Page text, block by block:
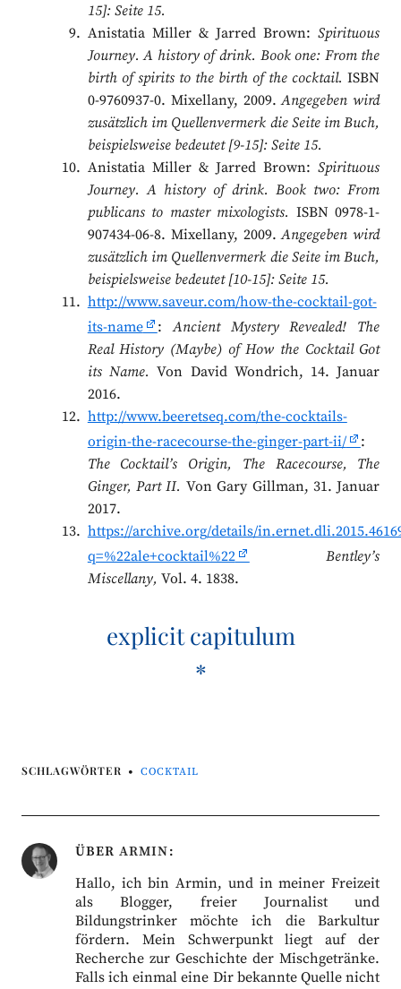
15]: Seite 15.
Anistatia Miller & Jarred Brown:Spirituous
Journey. A history of drink. Book one: From the
birth of spirits to the birth of the cocktail. ISBN
0-9760937-0. Mixellany, 2009.Angegeben wird
zusätzlich im Quellenvermerk die Seite im Buch,
beispielsweise bedeutet [9-15]: Seite 15.
Anistatia Miller & Jarred Brown:Spirituous
Journey. A history of drink. Book two: From
publicans to master mixologists. ISBN 0978-1-
907434-06-8. Mixellany, 2009.Angegeben wird
zusätzlich im Quellenvermerk die Seite im Buch,
beispielsweise bedeutet [10-15]: Seite 15.
http://www.saveur.com/how-the-cocktail-got-
its-name
:Ancient Mystery Revealed! The
Real History (Maybe) of How the Cocktail Got
its Name. Von David Wondrich, 14. Januar
2016.
http://www.beeretseq.com/the-cocktails-
origin-the-racecourse-the-ginger-part-ii/
:
The Cocktail’s Origin, The Racecourse, The
Ginger, Part II. Von Gary Gillman, 31. Januar
2017.
https://archive.org/details/
q=%22ale+cocktail%22
Bentley’s
Miscellany, Vol. 4. 1838.
explicit capitulum
*
SCHLAGWÖRTER COCKTAIL
ÜBER ARMIN
Hallo, ich bin Armin, und in meiner Freizeit
als Blogger, freier Journalist und
Bildungstrinker möchte ich die Barkultur
fördern. Mein Schwerpunkt liegt auf der
Recherche zur Geschichte der Mischgetränke.
Falls ich einmal eine Dir bekannte Quelle nicht